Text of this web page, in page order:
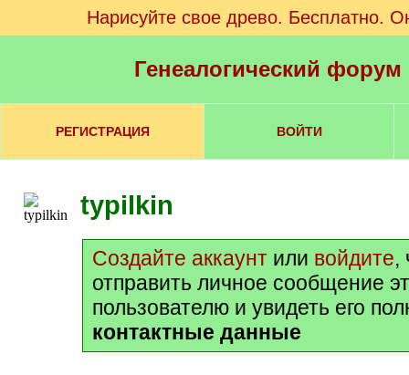
Нарисуйте свое древо. Бесплатно.
Генеалогический
РЕГИСТРАЦИЯ ВОЙТИ
typilkin
Создайте аккаунт или войдите,
отправить личное сообщение
пользователю и увидеть его
контактные данные